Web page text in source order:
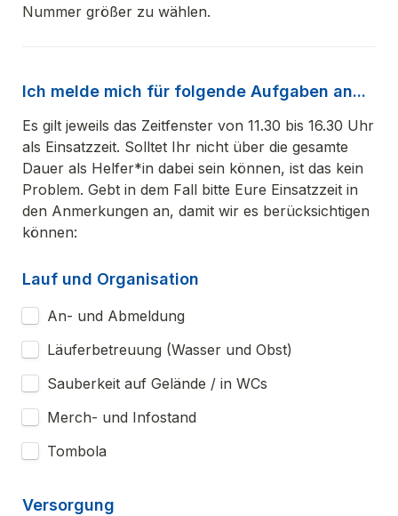
Nummer größer zu wählen.
Ich melde mich für folgende Aufgaben an...
Es gilt jeweils das Zeitfenster von 11.30 bis 16.30 Uhr
als Einsatzzeit. Solltet Ihr nicht über die gesamte
Dauer als Helfer*in dabei sein können, ist das kein
Problem. Gebt in dem Fall bitte Eure Einsatzzeit in
den Anmerkungen an, damit wir es berücksichtigen
können:
Lauf und Organisation
An- und Abmeldung
Läuferbetreuung (Wasser und Obst)
Sauberkeit auf Gelände / in WCs
Merch- und Infostand
Tombola
Versorgung